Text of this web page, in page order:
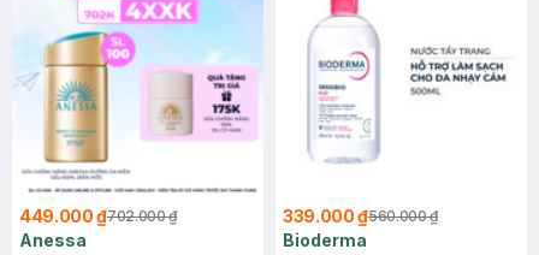
449.000 ₫702.000 ₫
Anessa
339.000 ₫560.000 ₫
Bioderma